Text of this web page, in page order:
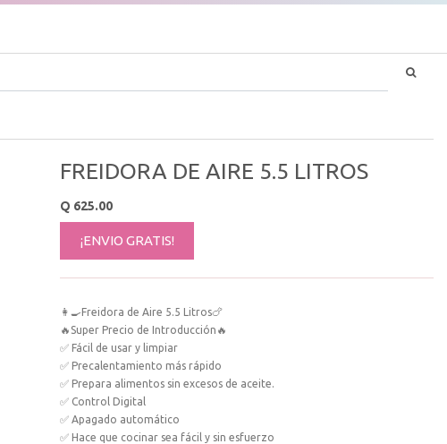
FREIDORA DE AIRE 5.5 LITROS
Q 625.00
¡ENVIO GRATIS!
👩‍🍳Freidora de Aire 5.5 Litros🍗
🔥Super Precio de Introducción🔥
✅ Fácil de usar y limpiar
✅ Precalentamiento más rápido
✅ Prepara alimentos sin excesos de aceite.
✅ Control Digital
✅ Apagado automático
✅ Hace que cocinar sea fácil y sin esfuerzo